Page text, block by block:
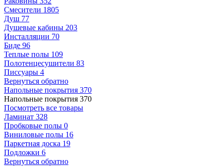
Смесители 1805
Душ 77
Душевые кабины 203
Инсталляции 70
Биде 96
Теплые полы 109
Полотенцесушители 83
Писсуары 4
Вернуться обратно
Напольные покрытия 370
Напольные покрытия 370
Посмотреть все товары
Ламинат 328
Пробковые полы 0
Виниловые полы 16
Паркетная доска 19
Подложки 6
Вернуться обратно